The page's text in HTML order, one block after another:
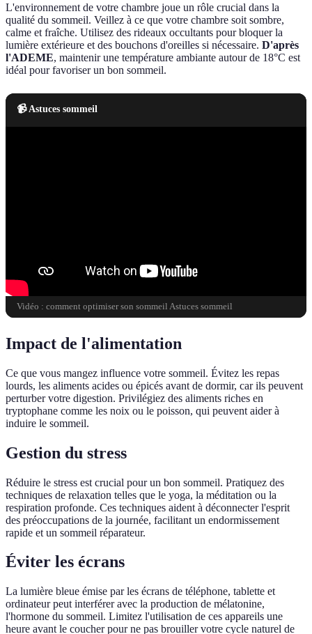
L'environnement de votre chambre joue un rôle crucial dans la
qualité du sommeil. Veillez à ce que votre chambre soit sombre,
calme et fraîche. Utilisez des rideaux occultants pour bloquer la
lumière extérieure et des bouchons d'oreilles si nécessaire. D'après
l'ADEME, maintenir une température ambiante autour de 18°C est
idéal pour favoriser un bon sommeil.
📹 Astuces sommeil
Vidéo : comment optimiser son sommeil Astuces sommeil
Impact de l'alimentation
Ce que vous mangez influence votre sommeil. Évitez les repas
lourds, les aliments acides ou épicés avant de dormir, car ils peuvent
perturber votre digestion. Privilégiez des aliments riches en
tryptophane comme les noix ou le poisson, qui peuvent aider à
induire le sommeil.
Gestion du stress
Réduire le stress est crucial pour un bon sommeil. Pratiquez des
techniques de relaxation telles que le yoga, la méditation ou la
respiration profonde. Ces techniques aident à déconnecter l'esprit
des préoccupations de la journée, facilitant un endormissement
rapide et un sommeil réparateur.
Éviter les écrans
La lumière bleue émise par les écrans de téléphone, tablette et
ordinateur peut interférer avec la production de mélatonine,
l'hormone du sommeil. Limitez l'utilisation de ces appareils une
heure avant le coucher pour ne pas brouiller votre cycle naturel de